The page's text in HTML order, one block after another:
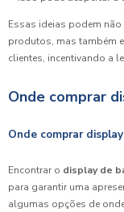
Essas ideias podem
produtos, mas também
clientes, incentivando a
Onde comprar
Onde comprar
Encontrar o display de
para garantir uma
algumas opções de